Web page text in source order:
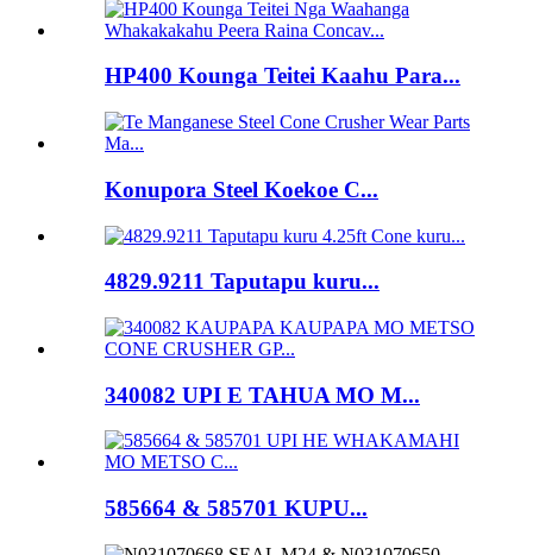
HP400 Kounga Teitei Kaahu Para...
Konupora Steel Koekoe C...
4829.9211 Taputapu kuru...
340082 UPI E TAHUA MO M...
585664 & 585701 KUPU...